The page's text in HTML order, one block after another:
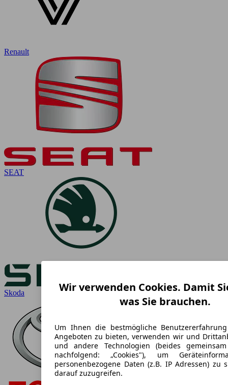
Renault
SEAT
Skoda
Wir verwenden Cookies. Damit
was Sie brauchen.
Um Ihnen die bestmögliche
Angeboten zu bieten, verwenden wir und
und andere Technologien (beides
nachfolgend: „Cookies"), um
personenbezogene Daten (z.B. IP Adressen) zu
darauf zuzugreifen.